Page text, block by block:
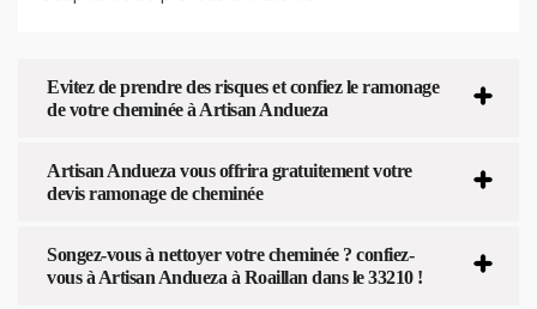
Evitez de prendre des risques et confiez le ramonage
de votre cheminée à Artisan Andueza
Artisan Andueza vous offrira gratuitement votre
devis ramonage de cheminée
Songez-vous à nettoyer votre cheminée ? confiez-
vous à Artisan Andueza à Roaillan dans le 33210 !